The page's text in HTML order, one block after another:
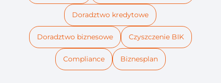
Doradztwo kredytowe
Doradztwo biznesowe Czyszczenie BIK
Compliance Biznesplan